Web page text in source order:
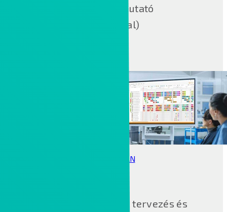
A teljes útmutató
(videókkal)
GANTTPLAN
Intelligens gyártás tervezés és